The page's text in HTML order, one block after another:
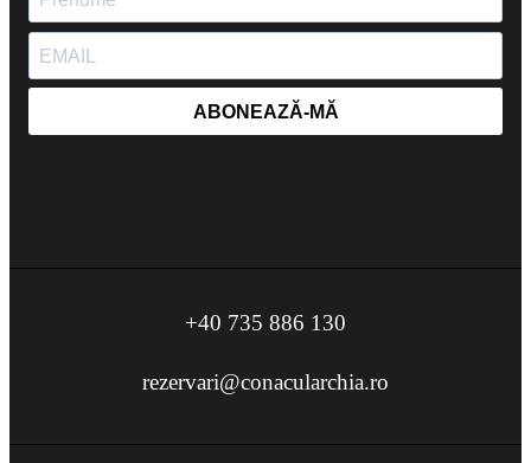
ABONEAZĂ-MĂ
+40 735 886 130
rezervari@conacularchia.ro